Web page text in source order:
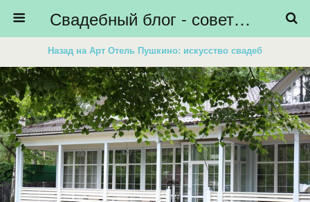
Свадебный блог - советы невестам, подготовка к свадьбе - HiBride
Назад на Арт Отель Пушкино: искусство свадеб